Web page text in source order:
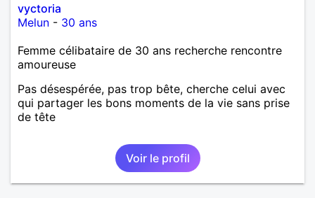
vyctoria
Melun - 30 ans
Femme célibataire de 30 ans recherche rencontre
amoureuse
Pas désespérée, pas trop bête, cherche celui avec
qui partager les bons moments de la vie sans prise
de tête
Voir le profil